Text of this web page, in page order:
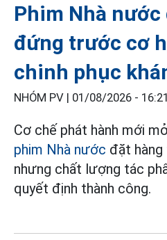
Phim Nhà nước
đứng trước cơ
chinh phục
NHÓM PV | 01/08/2026 - 16:21
Cơ chế phát hành mới
phim Nhà nước đặt hàng
nhưng chất lượng tác
quyết định thành công.